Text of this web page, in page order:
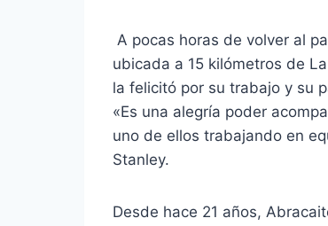
A pocas horas de volver al
ubicada a 15 kilómetros de
la felicitó por su trabajo y su
«Es una alegría poder
uno de ellos trabajando en
Stanley.
Desde hace 21 años,